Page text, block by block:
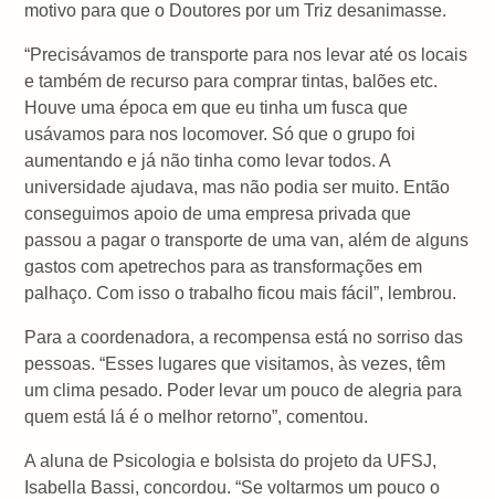
motivo para que o Doutores por um Triz desanimasse.
“Precisávamos de transporte para nos levar até os locais
e também de recurso para comprar tintas, balões etc.
Houve uma época em que eu tinha um fusca que
usávamos para nos locomover. Só que o grupo foi
aumentando e já não tinha como levar todos. A
universidade ajudava, mas não podia ser muito. Então
conseguimos apoio de uma empresa privada que
passou a pagar o transporte de uma van, além de alguns
gastos com apetrechos para as transformações em
palhaço. Com isso o trabalho ficou mais fácil”, lembrou.
Para a coordenadora, a recompensa está no sorriso das
pessoas. “Esses lugares que visitamos, às vezes, têm
um clima pesado. Poder levar um pouco de alegria para
quem está lá é o melhor retorno”, comentou.
A aluna de Psicologia e bolsista do projeto da UFSJ,
Isabella Bassi, concordou. “Se voltarmos um pouco o